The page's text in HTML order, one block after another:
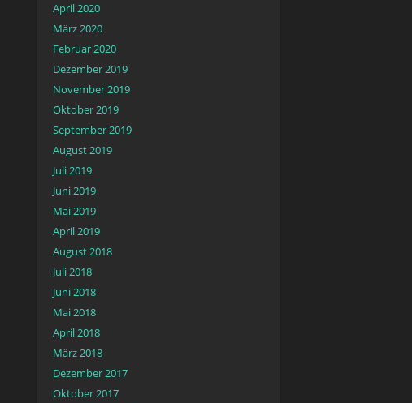
April 2020
März 2020
Februar 2020
Dezember 2019
November 2019
Oktober 2019
September 2019
August 2019
Juli 2019
Juni 2019
Mai 2019
April 2019
August 2018
Juli 2018
Juni 2018
Mai 2018
April 2018
März 2018
Dezember 2017
Oktober 2017